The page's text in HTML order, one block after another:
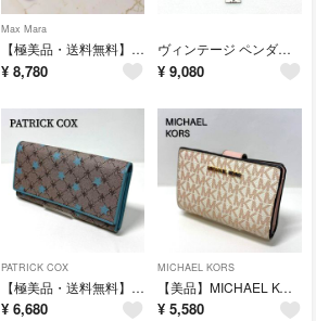
Max Mara
【極美品・送料無料】Max Mara マックスマーラ チェーンネックレス ゴールド ビーズ 高級感
¥ 8,780
ヴィンテージ ペンダントトップ ピンブローチ 3点セット ターコイズ風 エジプトモチーフ 送料無料
¥ 9,080
PATRICK COX
【極美品・送料無料】PATRICK COX パトリックコックス 長財布 星柄 総柄 ユリ紋章 ブルー系 ロングウォレット
¥ 6,680
MICHAEL KORS
【美品】MICHAEL KORS マイケルコース 二つ折り財布 MK総柄 ホワイト ピンク コンパクトウォレット
¥ 5,580